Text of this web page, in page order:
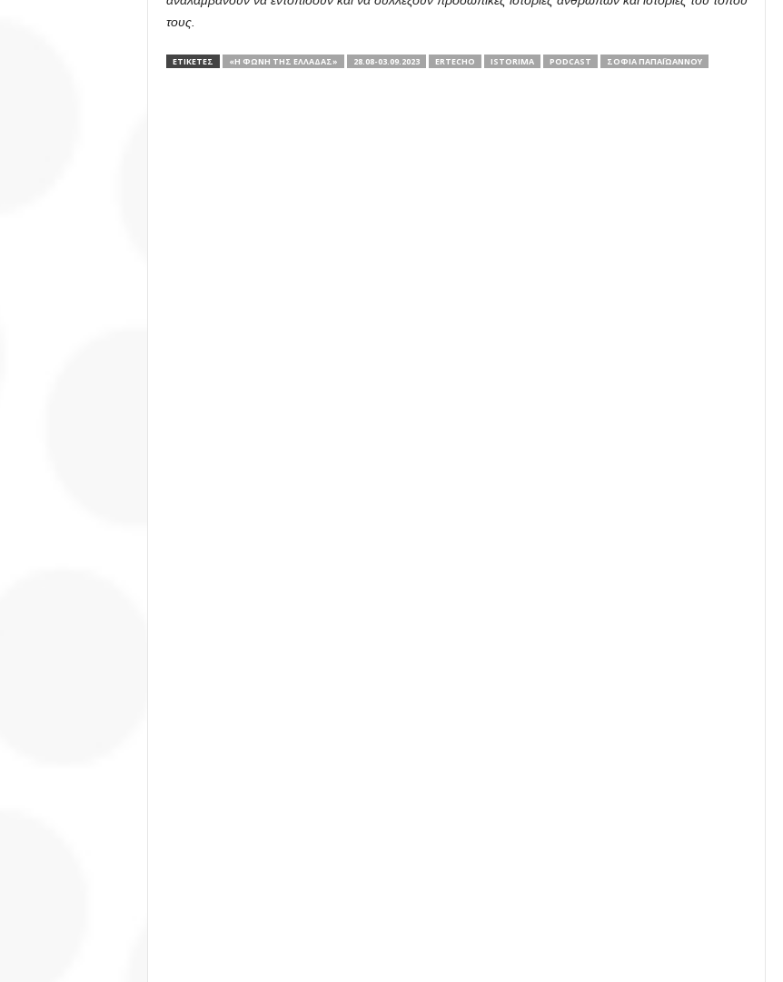
τους.
ΕΤΙΚΕΤΕΣ «Η ΦΩΝΉ ΤΗΣ ΕΛΛΆΔΑΣ» 28.08-03.09.2023 ERTECHO ISTORIMA PODCAST ΣΟΦΊΑ ΠΑΠΑΪΩΆΝΝΟΥ